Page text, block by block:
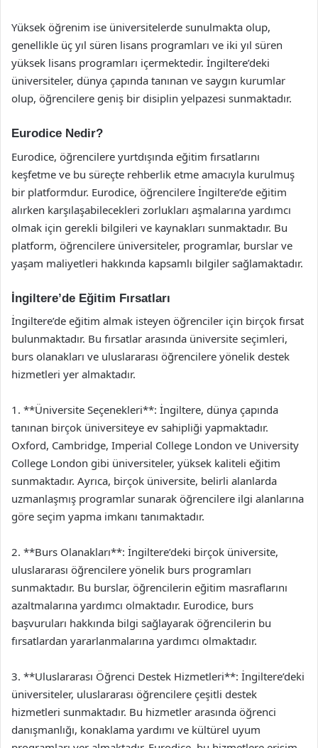
Yüksek öğrenim ise üniversitelerde sunulmakta olup,
genellikle üç yıl süren lisans programları ve iki yıl süren
yüksek lisans programları içermektedir. İngiltere’deki
üniversiteler, dünya çapında tanınan ve saygın kurumlar
olup, öğrencilere geniş bir disiplin yelpazesi sunmaktadır.
Eurodice Nedir?
Eurodice, öğrencilere yurtdışında eğitim fırsatlarını
keşfetme ve bu süreçte rehberlik etme amacıyla kurulmuş
bir platformdur. Eurodice, öğrencilere İngiltere’de eğitim
alırken karşılaşabilecekleri zorlukları aşmalarına yardımcı
olmak için gerekli bilgileri ve kaynakları sunmaktadır. Bu
platform, öğrencilere üniversiteler, programlar, burslar ve
yaşam maliyetleri hakkında kapsamlı bilgiler sağlamaktadır.
İngiltere’de Eğitim Fırsatları
İngiltere’de eğitim almak isteyen öğrenciler için birçok fırsat
bulunmaktadır. Bu fırsatlar arasında üniversite seçimleri,
burs olanakları ve uluslararası öğrencilere yönelik destek
hizmetleri yer almaktadır.
1. **Üniversite Seçenekleri**: İngiltere, dünya çapında
tanınan birçok üniversiteye ev sahipliği yapmaktadır.
Oxford, Cambridge, Imperial College London ve University
College London gibi üniversiteler, yüksek kaliteli eğitim
sunmaktadır. Ayrıca, birçok üniversite, belirli alanlarda
uzmanlaşmış programlar sunarak öğrencilere ilgi alanlarına
göre seçim yapma imkanı tanımaktadır.
2. **Burs Olanakları**: İngiltere’deki birçok üniversite,
uluslararası öğrencilere yönelik burs programları
sunmaktadır. Bu burslar, öğrencilerin eğitim masraflarını
azaltmalarına yardımcı olmaktadır. Eurodice, burs
başvuruları hakkında bilgi sağlayarak öğrencilerin bu
fırsatlardan yararlanmalarına yardımcı olmaktadır.
3. **Uluslararası Öğrenci Destek Hizmetleri**: İngiltere’deki
üniversiteler, uluslararası öğrencilere çeşitli destek
hizmetleri sunmaktadır. Bu hizmetler arasında öğrenci
danışmanlığı, konaklama yardımı ve kültürel uyum